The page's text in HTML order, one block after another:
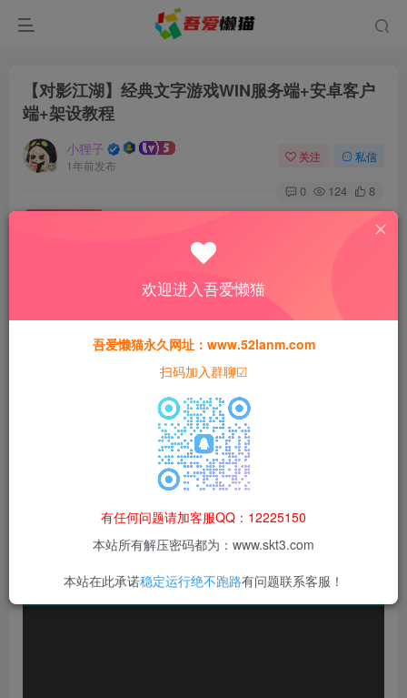
【对影江湖】经典文字游戏WIN服务端+安卓客户
端+架设教程
小狸子
1年前发布
关注 私信
0 124 8
此内容为免费资源，请登录后查看
登录查看
载后24h内删除，谢谢合作！
本站资源仅用于学习交流，禁止商业运营与违法、侵权
等非法行为；资源下载后请于 24 小时内删除，违规后
果由使用者自行承担。
欢迎进入吾爱懒猫
吾爱懒猫永久网址：www.52lanm.com
扫码加入群聊☑
有任何问题请加客服QQ：12225150
本站所有解压密码都为：www.skt3.com
本站在此承诺稳定运行绝不跑路有问题联系客服！